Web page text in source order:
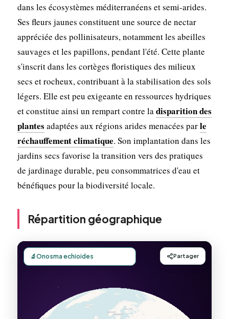
dans les écosystèmes méditerranéens et semi-arides.
Ses fleurs jaunes constituent une source de nectar
appréciée des pollinisateurs, notamment les abeilles
sauvages et les papillons, pendant l'été. Cette plante
s'inscrit dans les cortèges floristiques des milieux
secs et rocheux, contribuant à la stabilisation des sols
légers. Elle est peu exigeante en ressources hydriques
et constitue ainsi un rempart contre ladisparition des
plantes adaptées aux régions arides menacées parle
réchauffement climatique. Son implantation dans les
jardins secs favorise la transition vers des pratiques
de jardinage durable, peu consommatrices d'eau et
bénéfiques pour la biodiversité locale.
Répartition géographique